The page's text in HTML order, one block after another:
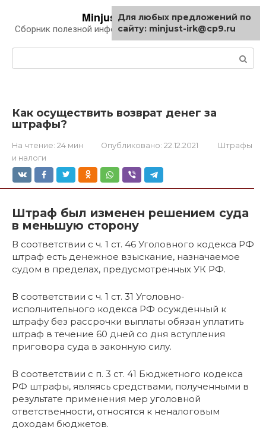
контенту
Minjust-irk.ru
Сборник полезной информации про автомобили
Как осуществить возврат денег за
штрафы?
На чтение: 24 мин Опубликовано: 22.12.2021
Штрафы
и налоги
Штраф был изменен решением суда
в меньшую сторону
В соответствии с ч. 1 ст. 46 Уголовного кодекса РФ
штраф есть денежное взыскание, назначаемое
судом в пределах, предусмотренных УК РФ.
В соответствии с ч. 1 ст. 31 Уголовно-
исполнительного кодекса РФ осужденный к
штрафу без рассрочки выплаты обязан уплатить
штраф в течение 60 дней со дня вступления
приговора суда в законную силу.
В соответствии с п. 3 ст. 41 Бюджетного кодекса
РФ штрафы, являясь средствами, полученными в
результате применения мер уголовной
ответственности, относятся к неналоговым
доходам бюджетов.
Для любых предложений по
сайту: minjust-irk@cp9.ru